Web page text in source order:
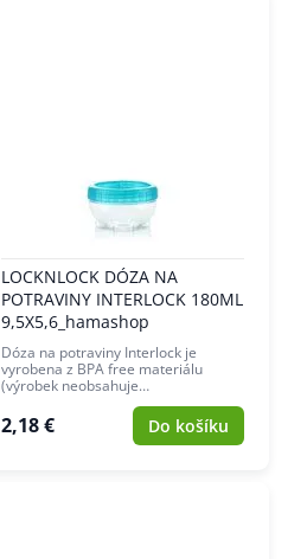
LOCKNLOCK DÓZA NA
POTRAVINY INTERLOCK 180ML
9,5X5,6_hamashop
Dóza na potraviny Interlock je
vyrobena z BPA free materiálu
(výrobek neobsahuje…
2,18 € Do košíku